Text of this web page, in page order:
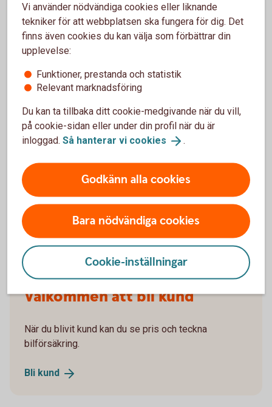
Trafik, hel och halv – vad är det för skillnad på
försäkringarna?
gälla?
Om man övningskör och olyckan är framme,
täcker bilförsäkringen då?
Vilka bilar har en vagnskadegaranti?
Välkommen att bli kund
När du blivit kund kan du se pris och teckna
bilförsäkring.
Bli kund
Vi använder nödvändiga cookies eller liknande
tekniker för att webbplatsen ska fungera för dig. Det
finns även cookies du kan välja som förbättrar din
upplevelse:
Funktioner, prestanda och statistik
Relevant marknadsföring
Du kan ta tillbaka ditt cookie-medgivande när du vill,
på cookie-sidan eller under din profil när du är
inloggad. Så hanterar vi cookies .
Godkänn alla cookies
Bara nödvändiga cookies
Cookie-inställningar